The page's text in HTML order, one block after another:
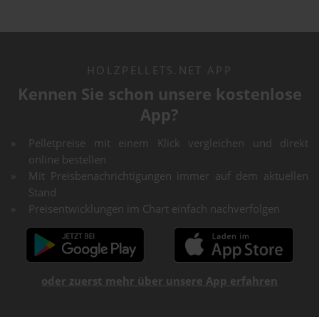
HOLZPELLETS.NET APP
Kennen Sie schon unsere kostenlose
App?
Pelletpreise mit einem Klick vergleichen und direkt
online bestellen
Mit Preisbenachrichtigungen immer auf dem aktuellen
Stand
Preisentwicklungen im Chart einfach nachverfolgen
oder zuerst mehr über unsere App erfahren